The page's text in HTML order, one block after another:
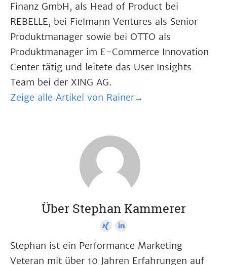
Finanz GmbH, als Head of Product bei
REBELLE, bei Fielmann Ventures als Senior
Produktmanager sowie bei OTTO als
Produktmanager im E-Commerce Innovation
Center tätig und leitete das User Insights
Team bei der XING AG.
Zeige alle Artikel von Rainer→
Über Stephan Kammerer
Stephan ist ein Performance Marketing
Veteran mit über 10 Jahren Erfahrungen auf